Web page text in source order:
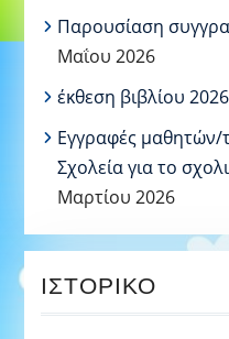
Παρουσίαση
Μαΐου 2026
έκθεση βιβλίου 2026
Εγγραφές μαθητών/
Σχολεία για το
Μαρτίου 2026
ΙΣΤΟΡΙΚΌ